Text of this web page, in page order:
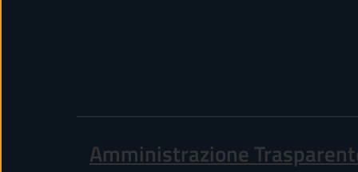
Amministrazione